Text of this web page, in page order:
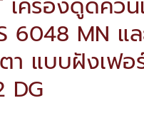
6048 MN แ
า แบบฝังเฟอ
DG